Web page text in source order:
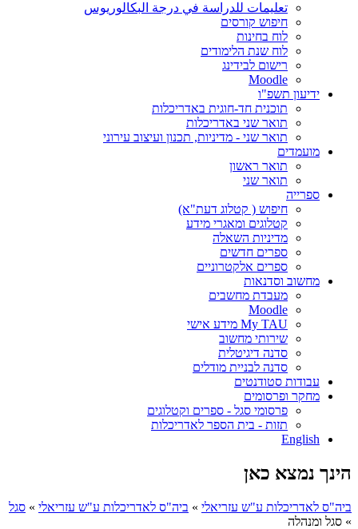
تعليمات للدراسة في درجة البكالوريوس
חיפוש קורסים
לוח בחינות
לוח שנת הלימודים
רישום לבידינג
Moodle
ידיעון תשפ"ו
תוכנית חד-חוגית באדריכלות
תואר שני באדריכלות
תואר שני - מדיניות, תכנון ועיצוב עירוני
מועמדים
תואר ראשון
תואר שני
ספרייה
חיפוש ( קטלוג דעת"א)
קטלוגים ומאגרי מידע
מדיניות השאלה
ספרים חדשים
ספרים אלקטרוניים
מחשוב וסדנאות
מעבדת מחשבים
Moodle
My TAU מידע אישי
שירותי מחשוב
סדנה דיגיטלית
סדנה לבניית מודלים
עבודות סטודנטים
מחקר ופרסומים
פרסומי סגל - ספרים וקטלוגים
תזות - בית הספר לאדריכלות
English
הינך נמצא כאן
ביה"ס לאדריכלות ע"ש עזריאלי » ביה"ס לאדריכלות ע"ש עזריאלי » סגל
» סגל ומנהלה